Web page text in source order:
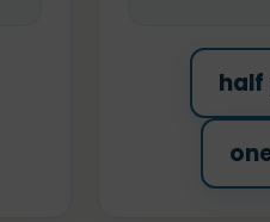
half